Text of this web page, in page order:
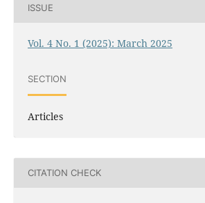
ISSUE
Vol. 4 No. 1 (2025): March 2025
SECTION
Articles
CITATION CHECK